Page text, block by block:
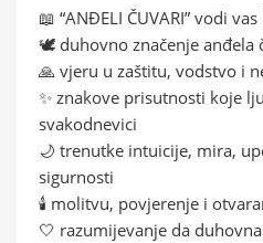
📖 “ANĐELI ČUVARI” vodi
🕊️ duhovno značenje anđela
🙏 vjeru u zaštitu, vodstvo i
✨ znakove prisutnosti koje
svakodnevici
🌙 trenutke intuicije, mira,
sigurnosti
🕯️ molitvu, povjerenje i
🤍 razumijevanje da